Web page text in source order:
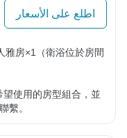
اطلع على الأسعار
雅房×1（衛浴位於房間
使用的房型組合，並
繫。